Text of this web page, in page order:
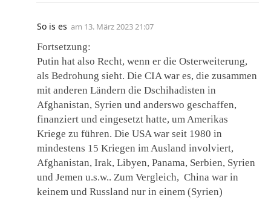
So is es am 13. März 2023 21:07
Fortsetzung:
Putin hat also Recht, wenn er die Osterweiterung,
als Bedrohung sieht. Die CIA war es, die zusammen
mit anderen Ländern die Dschihadisten in
Afghanistan, Syrien und anderswo geschaffen,
finanziert und eingesetzt hatte, um Amerikas
Kriege zu führen. Die USA war seit 1980 in
mindestens 15 Kriegen im Ausland involviert,
Afghanistan, Irak, Libyen, Panama, Serbien, Syrien
und Jemen u.s.w.. Zum Vergleich, China war in
keinem und Russland nur in einem (Syrien)